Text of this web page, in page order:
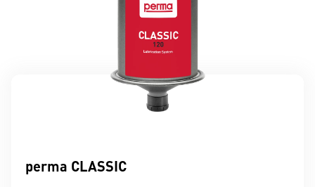
perma CLASSIC